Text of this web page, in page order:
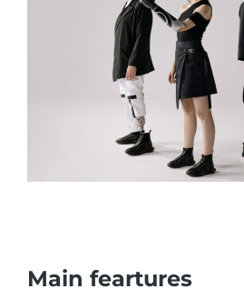
Main feartures